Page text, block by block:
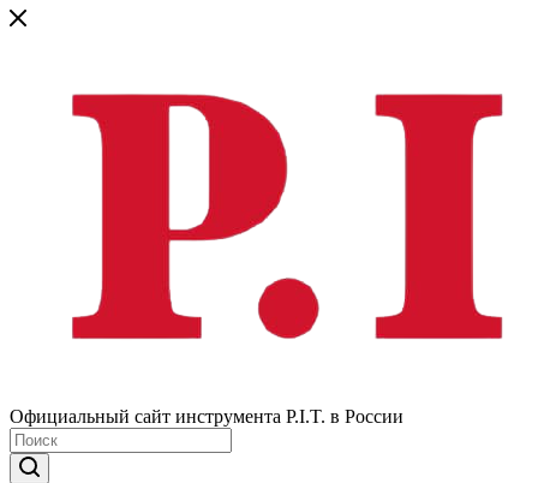
Официальный сайт инструмента P.I.T. в России